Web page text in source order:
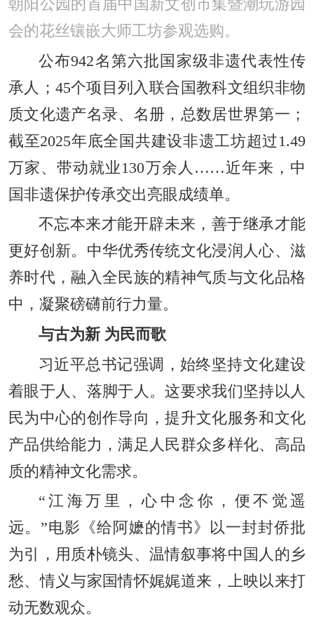
朝阳公园的首届中国新文创市集暨潮玩游园
会的花丝镶嵌大师工坊参观选购。
公布942名第六批国家级非遗代表性传
承人；45个项目列入联合国教科文组织非物
质文化遗产名录、名册，总数居世界第一；
截至2025年底全国共建设非遗工坊超过1.49
万家、带动就业130万余人……近年来，中
国非遗保护传承交出亮眼成绩单。
不忘本来才能开辟未来，善于继承才能
更好创新。中华优秀传统文化浸润人心、滋
养时代，融入全民族的精神气质与文化品格
中，凝聚磅礴前行力量。
与古为新 为民而歌
习近平总书记强调，始终坚持文化建设
着眼于人、落脚于人。这要求我们坚持以人
民为中心的创作导向，提升文化服务和文化
产品供给能力，满足人民群众多样化、高品
质的精神文化需求。
“江海万里，心中念你，便不觉遥
远。”电影《给阿嬷的情书》以一封封侨批
为引，用质朴镜头、温情叙事将中国人的乡
愁、情义与家国情怀娓娓道来，上映以来打
动无数观众。